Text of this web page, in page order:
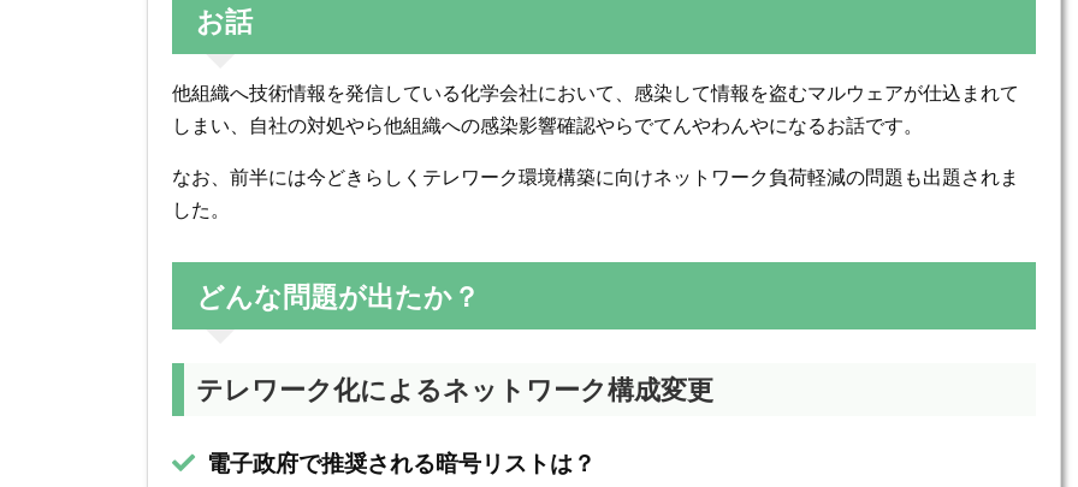
お話
他組織へ技術情報を発信している化学会社において、感染して情報を盗むマルウェアが仕込まれて
しまい、自社の対処やら他組織への感染影響確認やらでてんやわんやになるお話です。
なお、前半には今どきらしくテレワーク環境構築に向けネットワーク負荷軽減の問題も出題されま
した。
どんな問題が出たか？
テレワーク化によるネットワーク構成変更
電子政府で推奨される暗号リストは？